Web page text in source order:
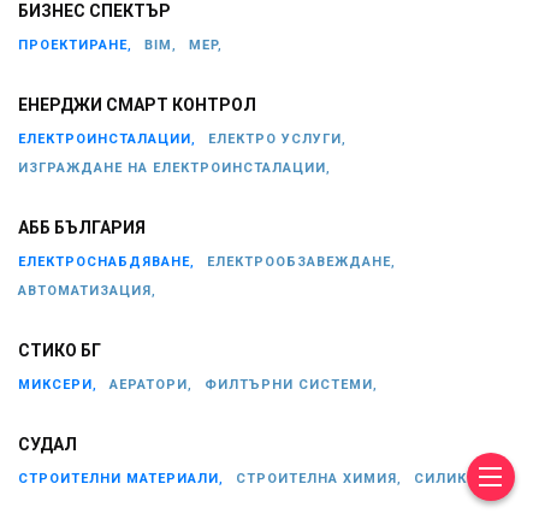
БИЗНЕС СПЕКТЪР
ПРОЕКТИРАНЕ, BIM, MEP,
ЕНЕРДЖИ СМАРТ КОНТРОЛ
ЕЛЕКТРОИНСТАЛАЦИИ,
ЕЛЕКТРО УСЛУГИ,
ИЗГРАЖДАНЕ НА ЕЛЕКТРОИНСТАЛАЦИИ,
АББ БЪЛГАРИЯ
ЕЛЕКТРОСНАБДЯВАНЕ,
ЕЛЕКТРООБЗАВЕЖДАНЕ,
АВТОМАТИЗАЦИЯ,
СТИКО БГ
МИКСЕРИ, АЕРАТОРИ, ФИЛТЪРНИ СИСТЕМИ,
СУДАЛ
СТРОИТЕЛНИ МАТЕРИАЛИ, СТРОИТЕЛНА ХИМИЯ, СИЛИКОНИ,